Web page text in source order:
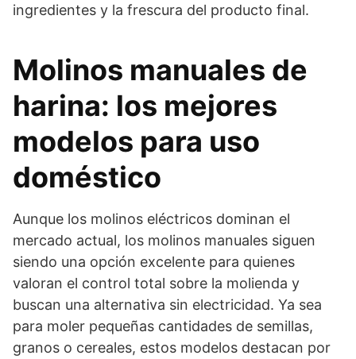
ingredientes y la frescura del producto final.
Molinos manuales de
harina: los mejores
modelos para uso
doméstico
Aunque los molinos eléctricos dominan el
mercado actual, los molinos manuales siguen
siendo una opción excelente para quienes
valoran el control total sobre la molienda y
buscan una alternativa sin electricidad. Ya sea
para moler pequeñas cantidades de semillas,
granos o cereales, estos modelos destacan por